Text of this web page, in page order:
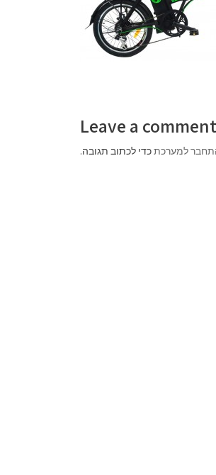
Leave a comment
למערכתכדי לכתוב תגובה.